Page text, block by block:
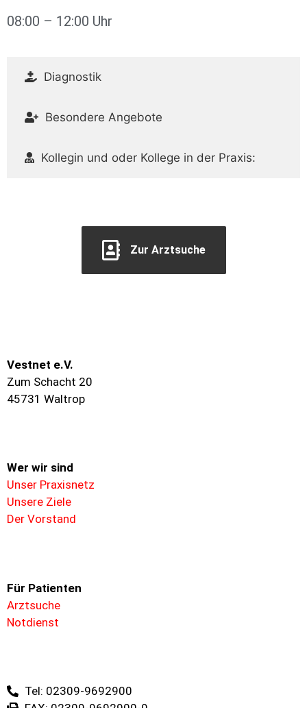
08:00 – 12:00 Uhr
Diagnostik
Besondere Angebote
Kollegin und oder Kollege in der Praxis:
Zur Arztsuche
Vestnet e.V.
Zum Schacht 20
45731 Waltrop
Wer wir sind
Unser Praxisnetz
Unsere Ziele
Der Vorstand
Für Patienten
Arztsuche
Notdienst
Tel: 02309-9692900